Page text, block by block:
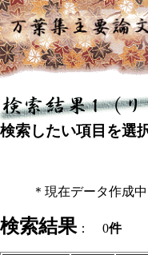
検索したい項目を選
＊現在データ作成
検索結果 ： 0件